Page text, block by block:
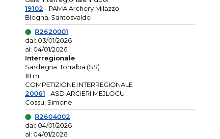
19102 - PAMA Archery Milazzo
Blogna, Santosvaldo
R2620001
dal: 03/01/2026
al: 04/01/2026
Interregionale
Sardegna: Torralba (SS)
18 m
COMPETIZIONE INTERREGIONALE
20061 - ASD ARCIERI MEJLOGU
Cossu, Simone
R2604002
dal: 04/01/2026
al: 04/01/2026